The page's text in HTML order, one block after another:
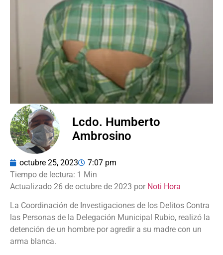
Lcdo. Humberto
Ambrosino
octubre 25, 2023 7:07 pm
Actualizado 26 de octubre de 2023 por Noti Hora
La Coordinación de Investigaciones de los Delitos Contra
las Personas de la Delegación Municipal Rubio, realizó la
detención de un hombre por agredir a su madre con un
arma blanca.